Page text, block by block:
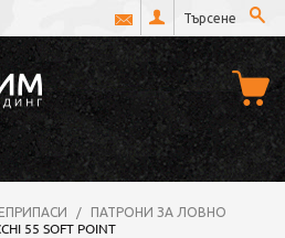
/ ПАТРОНИ ЗА ЛОВНО
55 SOFT POINT